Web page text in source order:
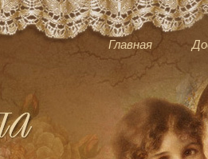
Главная